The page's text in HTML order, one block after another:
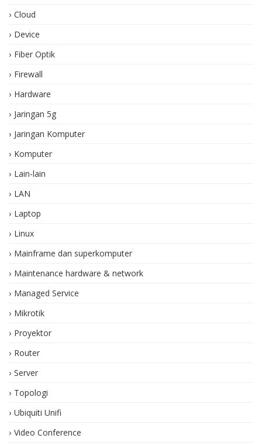
Cloud
Device
Fiber Optik
Firewall
Hardware
Jaringan 5g
Jaringan Komputer
Komputer
Lain-lain
LAN
Laptop
Linux
Mainframe dan superkomputer
Maintenance hardware & network
Managed Service
Mikrotik
Proyektor
Router
Server
Topologi
Ubiquiti Unifi
Video Conference